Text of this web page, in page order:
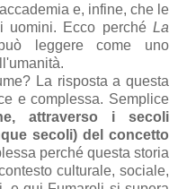
e, infine, che le
uomini. Ecco perché La
leggere come uno
La risposta a questa
e complessa. Semplice
attraverso i secoli
secoli) del concetto
perché questa storia
culturale, sociale,